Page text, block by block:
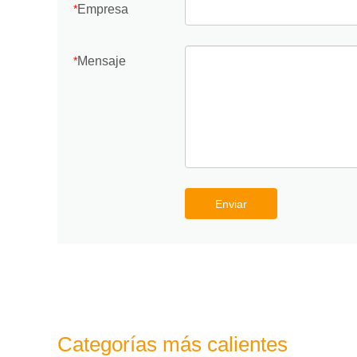
*Empresa
*Mensaje
Enviar
Categorías más calientes